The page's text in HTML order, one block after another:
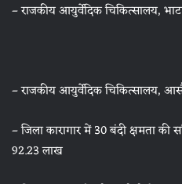
– राजकीय आयुर्वेदिक चिकित्सालय,
– राजकीय आयुर्वेदिक चिकित्सालय,
– जिला कारागार में 30 बंदी क्षमता
92.23 लाख